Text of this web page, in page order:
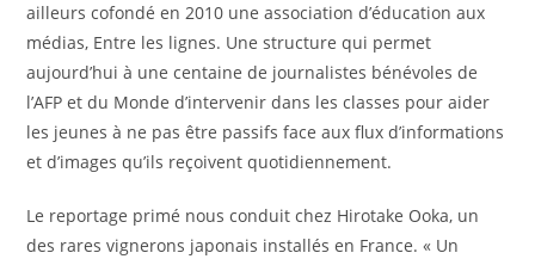
ailleurs cofondé en 2010 une association d’éducation aux
médias, Entre les lignes. Une structure qui permet
aujourd’hui à une centaine de journalistes bénévoles de
l’AFP et du Monde d’intervenir dans les classes pour aider
les jeunes à ne pas être passifs face aux flux d’informations
et d’images qu’ils reçoivent quotidiennement.
Le reportage primé nous conduit chez Hirotake Ooka, un
des rares vignerons japonais installés en France. « Un